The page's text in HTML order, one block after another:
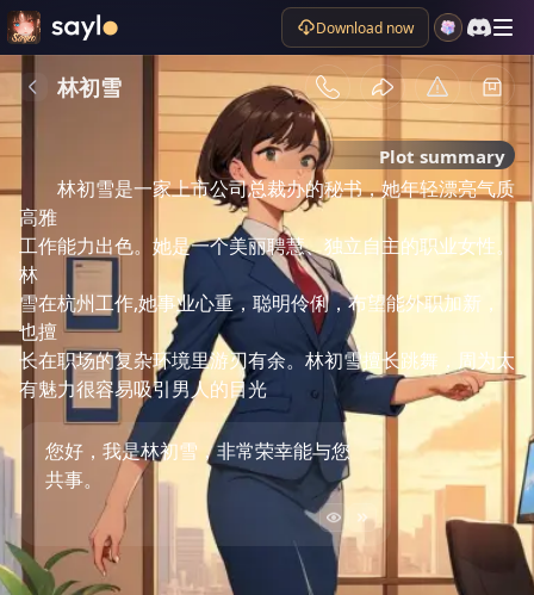
Download now
林初雪
Plot summary
林初雪是一家上市公司总裁办的秘书，她年轻漂亮气质
高雅
工作能力出色。她是一个美丽聘慧、独立自主的职业女性。
林
雪在杭州工作,她事业心重，聪明伶俐，布望能外职加新，
也擅
长在职场的复杂环境里游刃有余。林初雪擅长跳舞，周为太
有魅力很容易吸引男人的目光
您好，我是林初雪，非常荣幸能与您
共事。